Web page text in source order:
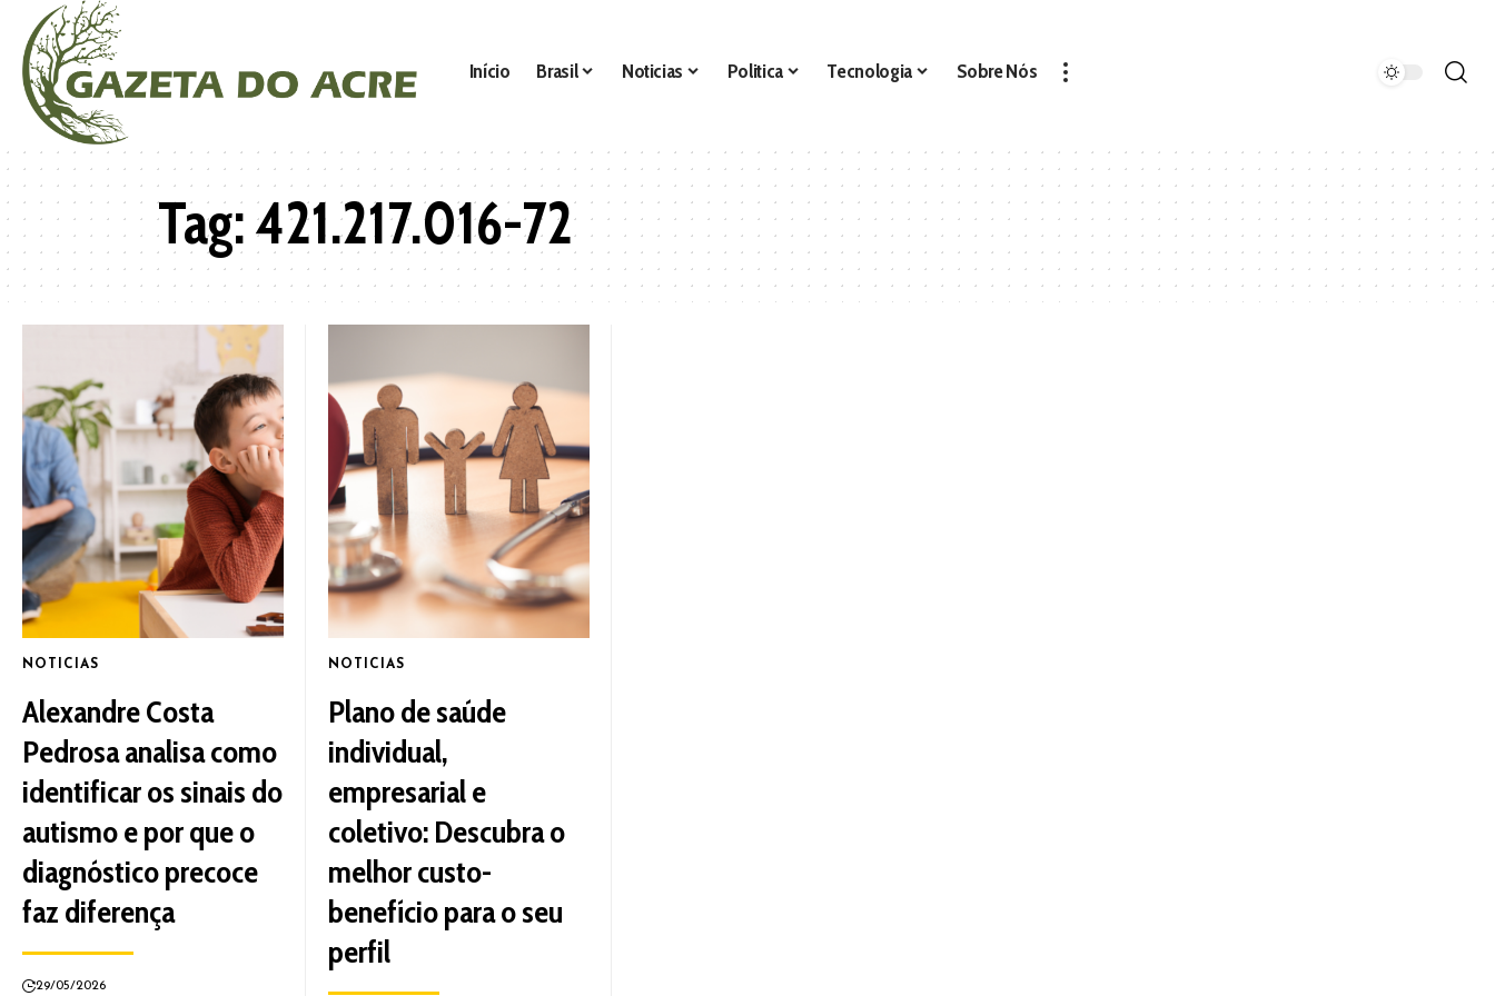
Início Brasil Noticias Politica Tecnologia Sobre Nós
Tag:421.217.016-72
NOTICIAS
Alexandre Costa
Pedrosa analisa como
identificar os sinais do
autismo e por que o
diagnóstico precoce
faz diferença
29/05/2026
NOTICIAS
Plano de saúde
individual,
empresarial e
coletivo: Descubra o
melhor custo-
benefício para o seu
perfil